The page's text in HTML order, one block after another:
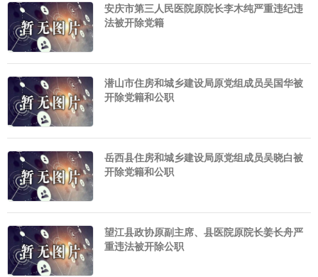
安庆市第三人民医院原院长李木纯严重违纪违
法被开除党籍
潜山市住房和城乡建设局原党组成员吴国华被
开除党籍和公职
岳西县住房和城乡建设局原党组成员吴晓白被
开除党籍和公职
望江县政协原副主席、县医院原院长姜长舟严
重违法被开除公职